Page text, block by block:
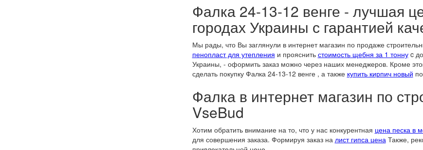
Фалка 24-13-12 венге - лучшая
городах Украины с гарантией
Мы рады, что Вы заглянули в интернет магазин по продаже
пенопласт для утепления и прояснить стоимость щебня за 1 тоннуc
Украины, - оформить заказ можно через наших менеджеров. Кроме
сделать покупку Фалка 24-13-12 венге , а также купить кирпич новый
Фалка в интернет магазин по
VseBud
Хотим обратить внимание на то, что у нас конкурентная цена песка в
для совершения заказа. Формируя заказ на лист гипса ценаТакже,